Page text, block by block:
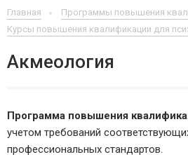
Главная
Программы повышения
Курсы повышения квалификации для
Акмеология
Программа повышения
учетом требований
профессиональных стандартов.